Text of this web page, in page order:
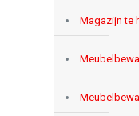
Magazijn te